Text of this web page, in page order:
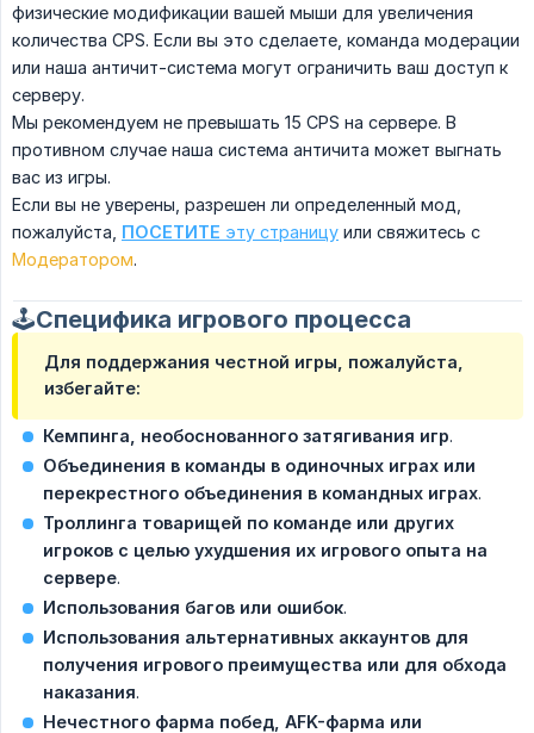
физические модификации вашей мыши для увеличения
количества CPS. Если вы это сделаете, команда модерации
или наша античит-система могут ограничить ваш доступ к
серверу.
Мы рекомендуем не превышать 15 CPS на сервере. В
противном случае наша система античита может выгнать
вас из игры.
Если вы не уверены, разрешен ли определенный мод,
пожалуйста, ПОСЕТИТЕ эту страницу или свяжитесь с
Модератором.
🕹️Специфика игрового процесса
Для поддержания честной игры, пожалуйста,
избегайте:
Кемпинга, необоснованного затягивания игр.
Объединения в команды в одиночных играх или
перекрестного объединения в командных играх.
Троллинга товарищей по команде или других
игроков с целью ухудшения их игрового опыта на
сервере.
Использования багов или ошибок.
Использования альтернативных аккаунтов для
получения игрового преимущества или для обхода
наказания.
Нечестного фарма побед, AFK-фарма или